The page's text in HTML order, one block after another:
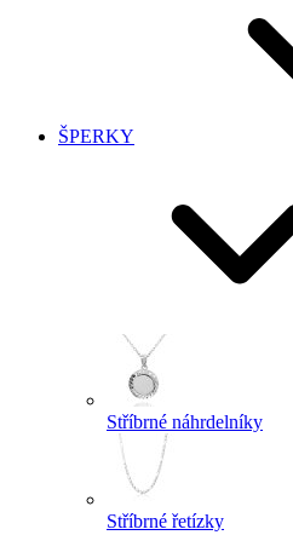
ŠPERKY
Stříbrné náhrdelníky
Stříbrné řetízky